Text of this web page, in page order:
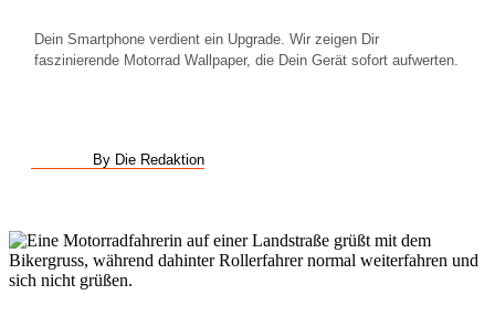
Dein Smartphone verdient ein Upgrade. Wir zeigen Dir
faszinierende Motorrad Wallpaper, die Dein Gerät sofort aufwerten.
By Die Redaktion